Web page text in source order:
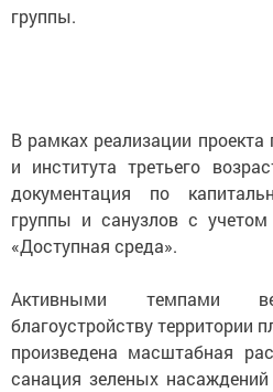
группы.
В рамках реализации проекта
и института третьего
документация по
группы и санузлов с
«Доступная среда».
Активными темпами
благоустройству территории
произведена масштабная
санация зеленых